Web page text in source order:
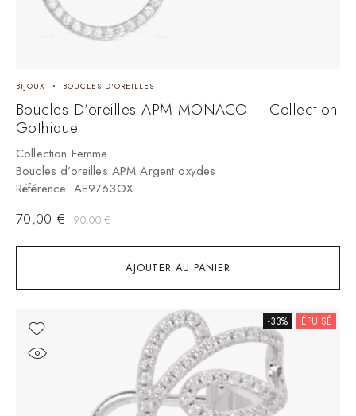
AJOUTER AU PANIER
BIJOUX BOUCLES D'OREILLES
Boucles D’oreilles APM MONACO – Collection
Gothique
Collection Femme
Boucles d’oreilles APM Argent oxydes
Référence: AE9763OX
90,00€
70,00 €
-33% ÉPUISÉ